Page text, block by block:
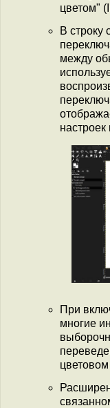
цветом"
В строку
между
При
многие